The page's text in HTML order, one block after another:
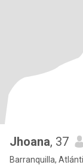
Jhoana, 37
Barranquilla,